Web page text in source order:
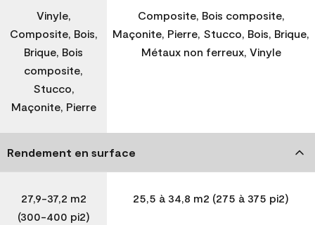
Vinyle,
Composite, Bois,
Brique, Bois
composite,
Stucco,
Maçonite, Pierre
Composite, Bois composite,
Maçonite, Pierre, Stucco, Bois, Brique,
Métaux non ferreux, Vinyle
Rendement en surface
27,9-37,2 m2
(300-400 pi2)
25,5 à 34,8 m2 (275 à 375 pi2)